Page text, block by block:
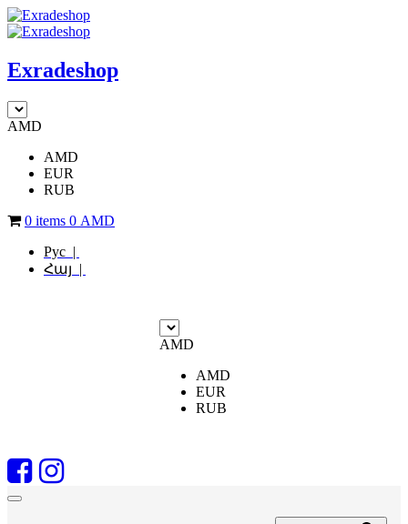
Exradeshop
AMD
AMD
EUR
RUB
0 items 0 AMD
Рус |
Հայ |
AMD
AMD
EUR
RUB